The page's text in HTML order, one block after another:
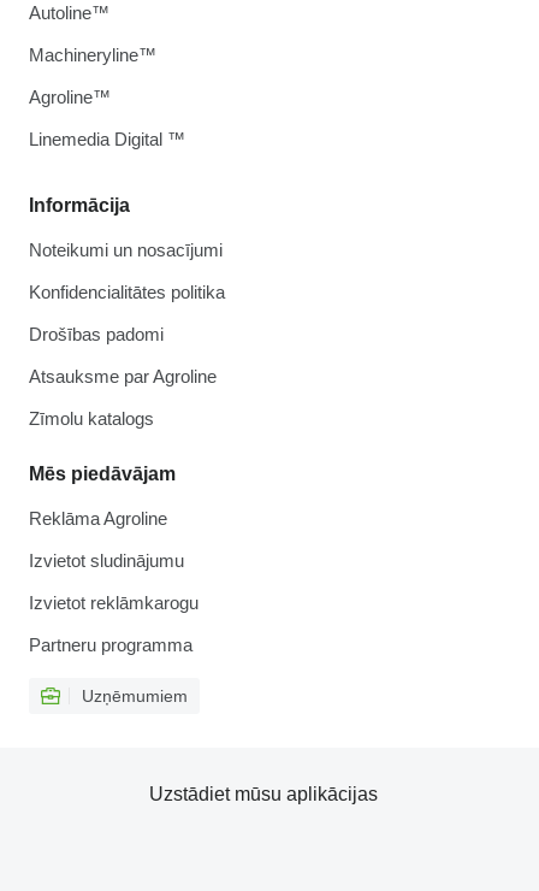
Informācija
Noteikumi un nosacījumi
Konfidencialitātes politika
Drošības padomi
Atsauksme par Agroline
Zīmolu katalogs
Mēs piedāvājam
Reklāma Agroline
Izvietot sludinājumu
Izvietot reklāmkarogu
Partneru programma
Uzņēmumiem
Autoline™
Machineryline™
Agroline™
Linemedia Digital ™
Uzstādiet mūsu aplikācijas